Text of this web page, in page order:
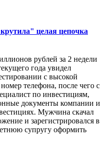
целая цепочка
рублей за 2 недели
года увидел
с высокой
телефона, после чего с
по инвестициям,
документы компании и
Мужчина скачал
и зарегистрировался в
супругу оформить